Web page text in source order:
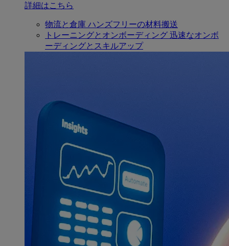
詳細はこちら
物流と倉庫 ハンズフリーの材料搬送
トレーニングとオンボーディング 迅速なオンボ
ーディングとスキルアップ